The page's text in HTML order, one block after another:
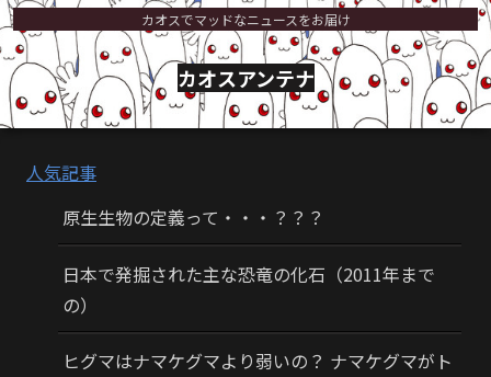
カオスでマッドなニュースをお届け
カオスアンテナ
人気記事
原生生物の定義って・・・？？？
日本で発掘された主な恐竜の化石（2011年まで
の）
ヒグマはナマケグマより弱いの？ ナマケグマがト